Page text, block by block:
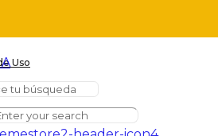
Uso